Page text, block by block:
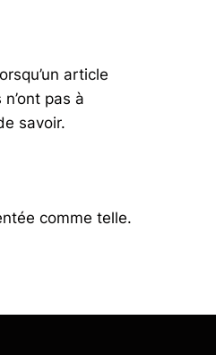
article
pas à
savoir.
comme telle.